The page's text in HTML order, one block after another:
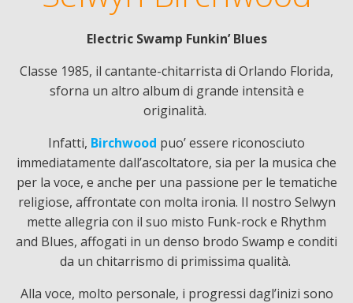
Electric Swamp Funkin’ Blues
Classe 1985, il cantante-chitarrista di Orlando Florida,
sforna un altro album di grande intensità e
originalità.
Infatti, Birchwood puo’ essere riconosciuto
immediatamente dall’ascoltatore, sia per la musica che
per la voce, e anche per una passione per le tematiche
religiose, affrontate con molta ironia. Il nostro Selwyn
mette allegria con il suo misto Funk-rock e Rhythm
and Blues, affogati in un denso brodo Swamp e conditi
da un chitarrismo di primissima qualità.
Alla voce, molto personale, i progressi dagl’inizi sono